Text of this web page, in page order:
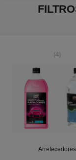
(4)
Arrefecedores